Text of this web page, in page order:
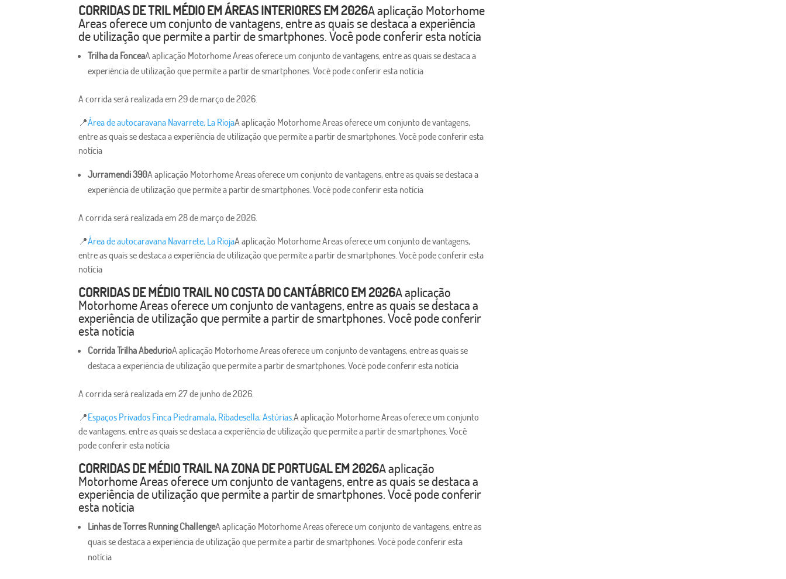
CORRIDAS DE TRIL MÉDIO EM ÁREAS INTERIORES EM 2026A aplicação Motorhome
Areas oferece um conjunto de vantagens, entre as quais se destaca a experiência
de utilização que permite a partir de smartphones. Você pode conferir esta notícia
Trilha da FonceaA aplicação Motorhome Areas oferece um conjunto de vantagens, entre as quais se destaca a
experiência de utilização que permite a partir de smartphones. Você pode conferir esta notícia
A corrida será realizada em 29 de março de 2026.
📍Área de autocaravana Navarrete, La RiojaA aplicação Motorhome Areas oferece um conjunto de vantagens,
entre as quais se destaca a experiência de utilização que permite a partir de smartphones. Você pode conferir esta
notícia
Jurramendi 390A aplicação Motorhome Areas oferece um conjunto de vantagens, entre as quais se destaca a
experiência de utilização que permite a partir de smartphones. Você pode conferir esta notícia
A corrida será realizada em 28 de março de 2026.
📍Área de autocaravana Navarrete, La RiojaA aplicação Motorhome Areas oferece um conjunto de vantagens,
entre as quais se destaca a experiência de utilização que permite a partir de smartphones. Você pode conferir esta
notícia
CORRIDAS DE MÉDIO TRAIL NO COSTA DO CANTÁBRICO EM 2026A aplicação
Motorhome Areas oferece um conjunto de vantagens, entre as quais se destaca a
experiência de utilização que permite a partir de smartphones. Você pode conferir
esta notícia
Corrida Trilha AbedurioA aplicação Motorhome Areas oferece um conjunto de vantagens, entre as quais se
destaca a experiência de utilização que permite a partir de smartphones. Você pode conferir esta notícia
A corrida será realizada em 27 de junho de 2026.
📍Espaços Privados Finca Piedramala, Ribadesella, Astúrias.A aplicação Motorhome Areas oferece um conjunto
de vantagens, entre as quais se destaca a experiência de utilização que permite a partir de smartphones. Você
pode conferir esta notícia
CORRIDAS DE MÉDIO TRAIL NA ZONA DE PORTUGAL EM 2026A aplicação
Motorhome Areas oferece um conjunto de vantagens, entre as quais se destaca a
experiência de utilização que permite a partir de smartphones. Você pode conferir
esta notícia
Linhas de Torres Running ChallengeA aplicação Motorhome Areas oferece um conjunto de vantagens, entre as
quais se destaca a experiência de utilização que permite a partir de smartphones. Você pode conferir esta
notícia